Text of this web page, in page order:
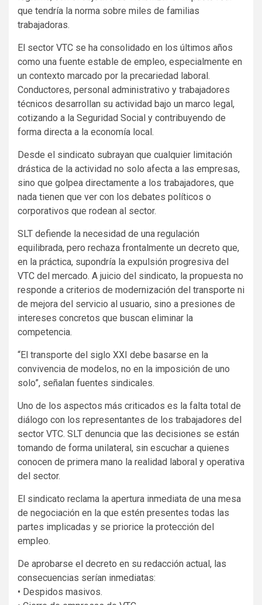
que tendría la norma sobre miles de familias
trabajadoras.
El sector VTC se ha consolidado en los últimos años
como una fuente estable de empleo, especialmente en
un contexto marcado por la precariedad laboral.
Conductores, personal administrativo y trabajadores
técnicos desarrollan su actividad bajo un marco legal,
cotizando a la Seguridad Social y contribuyendo de
forma directa a la economía local.
Desde el sindicato subrayan que cualquier limitación
drástica de la actividad no solo afecta a las empresas,
sino que golpea directamente a los trabajadores, que
nada tienen que ver con los debates políticos o
corporativos que rodean al sector.
SLT defiende la necesidad de una regulación
equilibrada, pero rechaza frontalmente un decreto que,
en la práctica, supondría la expulsión progresiva del
VTC del mercado. A juicio del sindicato, la propuesta no
responde a criterios de modernización del transporte ni
de mejora del servicio al usuario, sino a presiones de
intereses concretos que buscan eliminar la
competencia.
“El transporte del siglo XXI debe basarse en la
convivencia de modelos, no en la imposición de uno
solo”, señalan fuentes sindicales.
Uno de los aspectos más criticados es la falta total de
diálogo con los representantes de los trabajadores del
sector VTC. SLT denuncia que las decisiones se están
tomando de forma unilateral, sin escuchar a quienes
conocen de primera mano la realidad laboral y operativa
del sector.
El sindicato reclama la apertura inmediata de una mesa
de negociación en la que estén presentes todas las
partes implicadas y se priorice la protección del
empleo.
De aprobarse el decreto en su redacción actual, las
consecuencias serían inmediatas:
• Despidos masivos.